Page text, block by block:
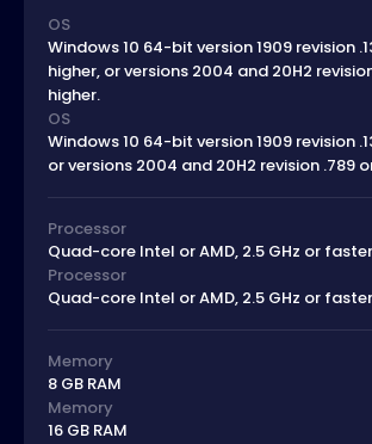
OS
Windows 10 64-bit version 1909 revision
higher, or versions 2004 and 20H2
higher.
OS
Windows 10 64-bit version 1909 revision
or versions 2004 and 20H2 revision .789
Processor
Quad-core Intel or AMD, 2.5 GHz or faster
Processor
Quad-core Intel or AMD, 2.5 GHz or faster
Memory
8 GB RAM
Memory
16 GB RAM